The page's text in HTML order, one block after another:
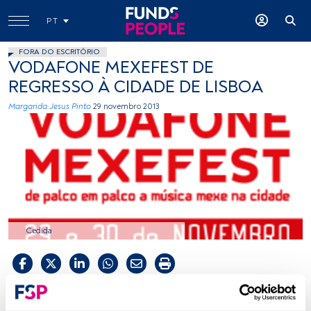
PT
FORA DO ESCRITÓRIO
VODAFONE MEXEFEST DE
REGRESSO À CIDADE DE LISBOA
Margarida Jesus Pinto 29 novembro 2013
Cedida
Tempo de leitura: